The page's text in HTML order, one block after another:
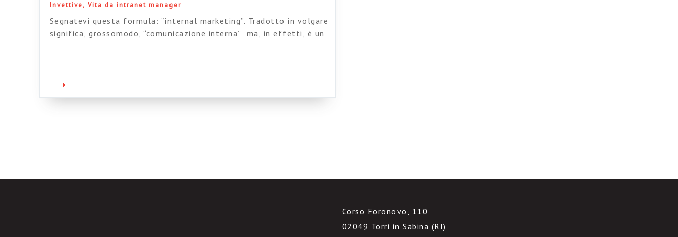
Invettive Vita da intranet manager
Segnatevi questa formula: “internal marketing”. Tradotto in volgare
significa, grossomodo, “comunicazione interna” ma, in effetti, è un
Possiamo comprendervi cose come: sondaggi interni segmentazione
della popolazione aziendale in […]
Corso Foronovo, 110
02049 Torri in Sabina (RI)